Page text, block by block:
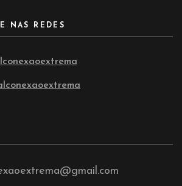
NAS REDES